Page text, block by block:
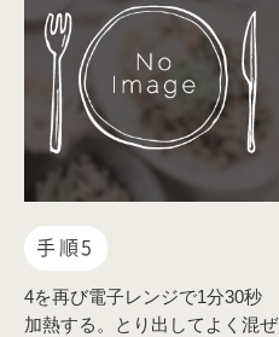
手順5
4を再び電子レンジで1分30秒
加熱する。とり出してよく混ぜ